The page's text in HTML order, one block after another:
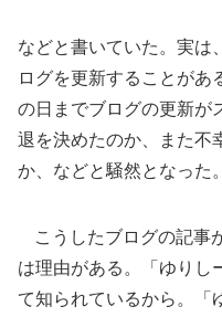
などと書いていた。実は
ログを更新することがあ
の日までブログの更新が
退を決めたのか、また不
か、などと騒然となった。
こうしたブログの記事
は理由がある。「ゆりし
て知られているから。「